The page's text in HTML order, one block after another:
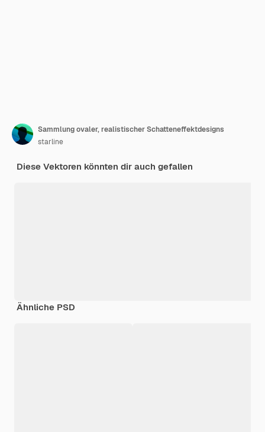
Sammlung ovaler, realistischer Schatteneffektdesigns
starline
Diese Vektoren könnten dir auch gefallen
Ähnliche PSD